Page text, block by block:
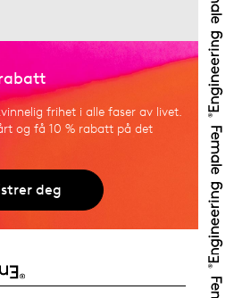
frihet i alle faser av livet.
og få 10 % rabatt på det
deg